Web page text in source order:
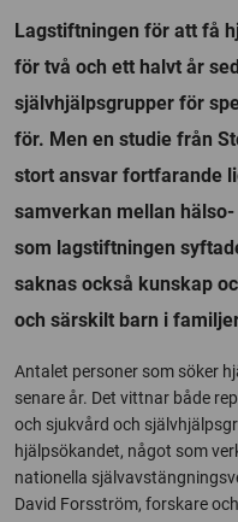
Lagstiftningen för att få
för två och ett halvt år
självhjälpsgrupper för
för. Men en studie från
stort ansvar fortfarande
samverkan mellan
som lagstiftningen
saknas också kunskap
och särskilt barn i
Antalet personer som söker
senare år. Det vittnar både
och sjukvård och
hjälpsökandet, något som
nationella
David Forsström, forskare